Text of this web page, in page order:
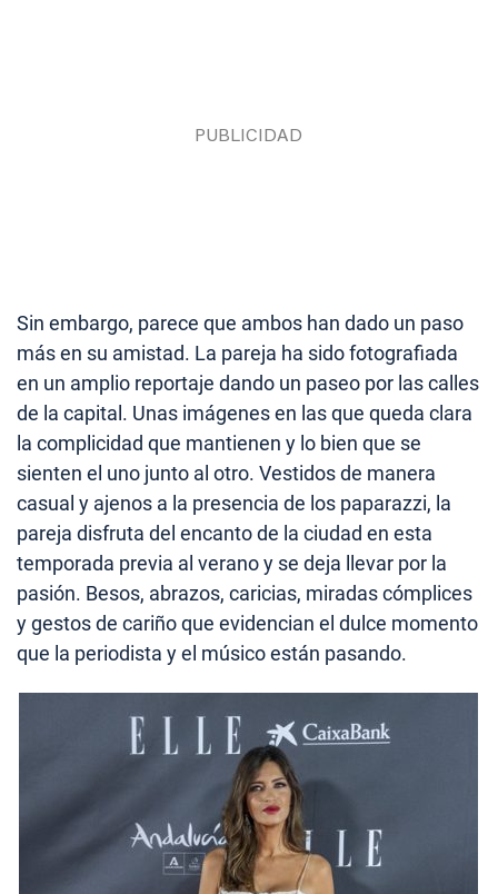
Sin embargo, parece que ambos han dado un paso
más en su amistad. La pareja ha sido fotografiada
en un amplio reportaje dando un paseo por las calles
de la capital. Unas imágenes en las que queda clara
la complicidad que mantienen y lo bien que se
sienten el uno junto al otro. Vestidos de manera
casual y ajenos a la presencia de los paparazzi, la
pareja disfruta del encanto de la ciudad en esta
temporada previa al verano y se deja llevar por la
pasión. Besos, abrazos, caricias, miradas cómplices
y gestos de cariño que evidencian el dulce momento
que la periodista y el músico están pasando.